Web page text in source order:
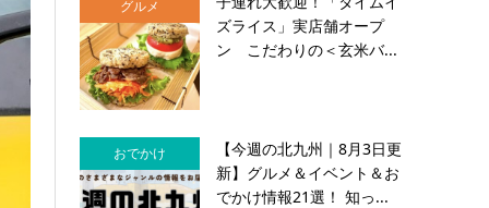
グルメ
ズライス」実店舗オープ
ン こだわりの＜玄米バ...
おでかけ
【今週の北九州｜8月3日更
新】グルメ＆イベント＆お
でかけ情報21選！ 知っ...